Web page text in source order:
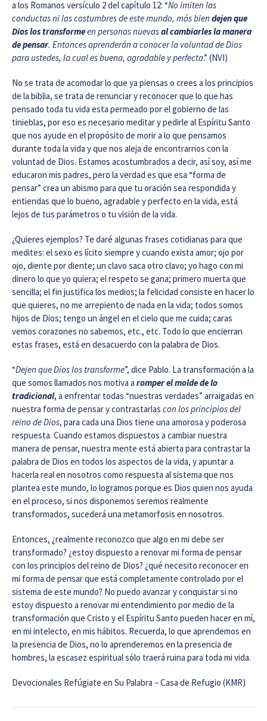
a los Romanos versículo 2 del capítulo 12: “No imiten las
conductas ni las costumbres de este mundo, más bien dejen que
Dios los transformeen personas nuevasal cambiarles la manera
de pensar. Entonces aprenderán a conocer la voluntad de Dios
para ustedes, la cual es buena, agradable y perfecta.” (NVI)
No se trata de acomodar lo que ya piensas o crees a los principios
de la biblia, se trata de renunciar y reconocer que lo que has
pensado toda tu vida esta permeado por el gobierno de las
tinieblas, por eso es necesario meditar y pedirle al Espíritu Santo
que nos ayude en el propósito de morir a lo que pensamos
durante toda la vida y que nos aleja de encontrarnos con la
voluntad de Dios. Estamos acostumbrados a decir, así soy, así me
educaron mis padres, pero la verdad es que esa “forma de
pensar” crea un abismo para que tu oración sea respondida y
entiendas que lo bueno, agradable y perfecto en la vida, está
lejos de tus parámetros o tu visión de la vida.
¿Quieres ejemplos? Te daré algunas frases cotidianas para que
medites: el sexo es lícito siempre y cuando exista amor; ojo por
ojo, diente por diente; un clavo saca otro clavo; yo hago con mi
dinero lo que yo quiera; el respeto se gana; primero muerta que
sencilla; el fin justifica los medios; la felicidad consiste en hacer lo
que quieres, no me arrepiento de nada en la vida; todos somos
hijos de Dios; tengo un ángel en el cielo que me cuida; caras
vemos corazones no sabemos, etc., etc. Todo lo que encierran
estas frases, está en desacuerdo con la palabra de Dios.
“Dejen que Dios los transforme”, dice Pablo. La transformación a la
que somos llamados nos motiva a romper el molde de lo
tradicional, a enfrentar todas “nuestras verdades” arraigadas en
nuestra forma de pensar y contrastarlas con los principios del
reino de Dios, para cada una Dios tiene una amorosa y poderosa
respuesta. Cuando estamos dispuestos a cambiar nuestra
manera de pensar, nuestra mente está abierta para contrastar la
palabra de Dios en todos los aspectos de la vida, y apuntar a
hacerla real en nosotros como respuesta al sistema que nos
plantea este mundo, lo logramos porque es Dios quien nos ayuda
en el proceso, si nos disponemos seremos realmente
transformados, sucederá una metamorfosis en nosotros.
Entonces, ¿realmente reconozco que algo en mi debe ser
transformado? ¿estoy dispuesto a renovar mi forma de pensar
con los principios del reino de Dios? ¿qué necesito reconocer en
mi forma de pensar que está completamente controlado por el
sistema de este mundo? No puedo avanzar y conquistar si no
estoy dispuesto a renovar mi entendimiento por medio de la
transformación que Cristo y el Espíritu Santo pueden hacer en mí,
en mi intelecto, en mis hábitos. Recuerda, lo que aprendemos en
la presencia de Dios, no lo aprenderemos en la presencia de
hombres, la escasez espiritual sólo traerá ruina para toda mi vida.
Devocionales Refúgiate en Su Palabra – Casa de Refugio (KMR)